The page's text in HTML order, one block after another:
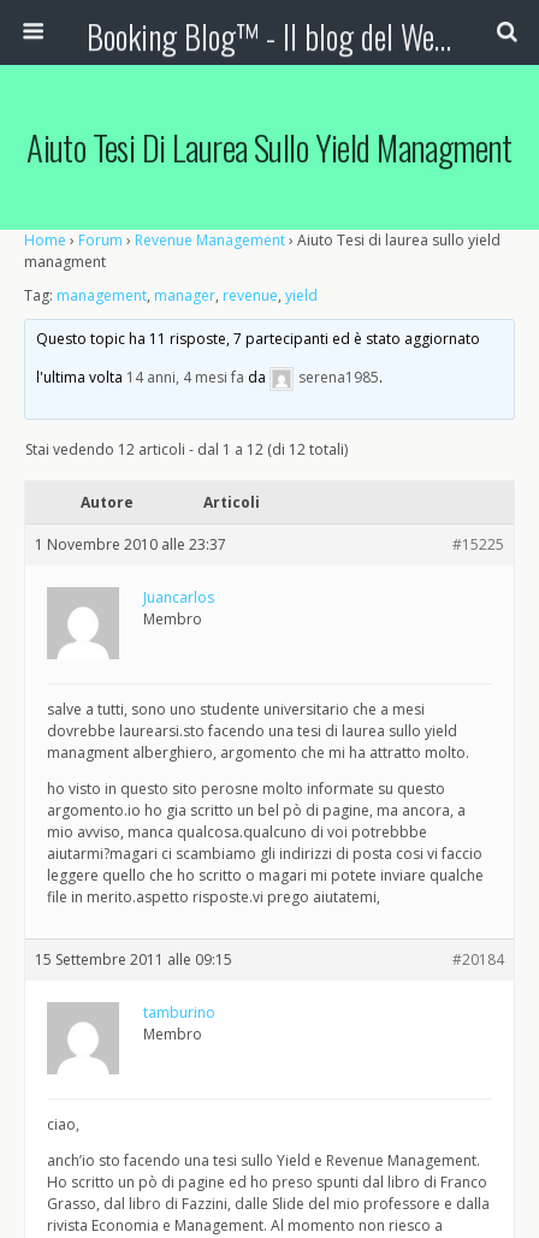
Booking Blog™ - Il blog del Web Marketing Turistico
Aiuto Tesi Di Laurea Sullo Yield Managment
Home › Forum › Revenue Management› Aiuto Tesi di laurea sullo yield
managment
Tag: management, manager, revenue, yield
Questo topic ha 11 risposte, 7 partecipanti ed è stato aggiornato
l'ultima volta 14 anni, 4 mesi fa da serena1985.
Stai vedendo 12 articoli - dal 1 a 12 (di 12 totali)
Autore Articoli
1 Novembre 2010 alle 23:37 #15225
Juancarlos
Membro
salve a tutti, sono uno studente universitario che a mesi
dovrebbe laurearsi.sto facendo una tesi di laurea sullo yield
managment alberghiero, argomento che mi ha attratto molto.
ho visto in questo sito perosne molto informate su questo
argomento.io ho gia scritto un bel pò di pagine, ma ancora, a
mio avviso, manca qualcosa.qualcuno di voi potrebbbe
aiutarmi?magari ci scambiamo gli indirizzi di posta cosi vi faccio
leggere quello che ho scritto o magari mi potete inviare qualche
file in merito.aspetto risposte.vi prego aiutatemi,
15 Settembre 2011 alle 09:15 #20184
tamburino
Membro
ciao,
anch’io sto facendo una tesi sullo Yield e Revenue Management.
Ho scritto un pò di pagine ed ho preso spunti dal libro di Franco
Grasso, dal libro di Fazzini, dalle Slide del mio professore e dalla
rivista Economia e Management. Al momento non riesco a